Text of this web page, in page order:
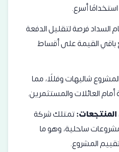
أسرع.
السداد فرصة لتقليل الدفعة
باقي القيمة على أقساط
شاليهات وفللًا، مما
العائلات والمستثمرين.
تمتلك شركة
ساحلية، وهو ما
المشروع.